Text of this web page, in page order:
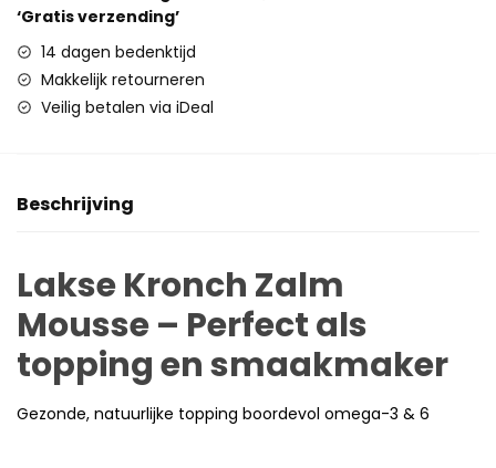
‘Gratis verzending’
14 dagen bedenktijd
Makkelijk retourneren
Veilig betalen via iDeal
Beschrijving
Lakse Kronch Zalm
Mousse – Perfect als
topping en smaakmaker
Gezonde, natuurlijke topping boordevol omega-3 & 6